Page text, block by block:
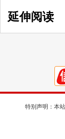
延伸阅读